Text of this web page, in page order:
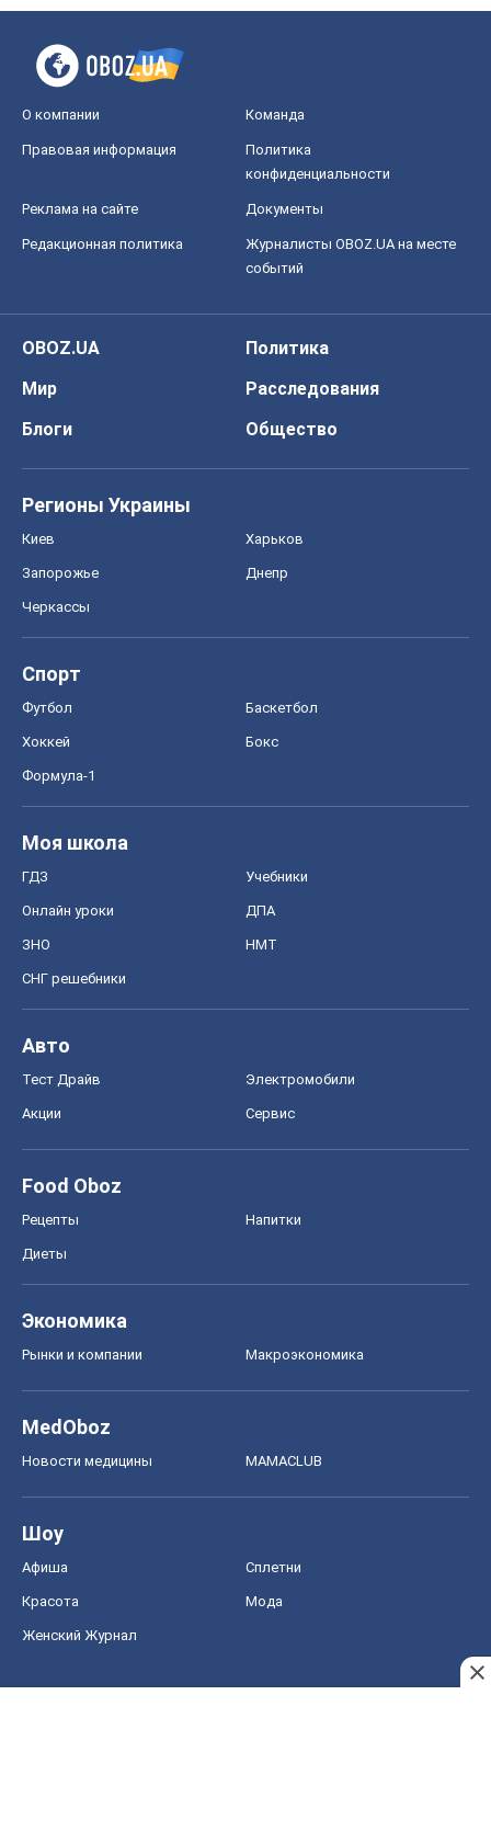
О компании Команда
Правовая информация
Политика
конфиденциальности
Реклама на сайте Документы
Редакционная политика
Журналисты OBOZ.UA на месте
событий
OBOZ.UA
Политика
Мир
Расследования
Блоги
Общество
Регионы Украины
Киев Харьков
Запорожье Днепр
Черкассы
Спорт
Футбол Баскетбол
Хоккей Бокс
Формула-1
Моя школа
ГДЗ Учебники
Онлайн уроки ДПА
ЗНО НМТ
СНГ решебники
Авто
Тест Драйв Электромобили
Акции Сервис
Food Oboz
Рецепты Напитки
Диеты
Экономика
Рынки и компании Mакроэкономика
MedOboz
Новости медицины MAMACLUB
Шоу
Афиша Сплетни
Красота Мода
Женский Журнал